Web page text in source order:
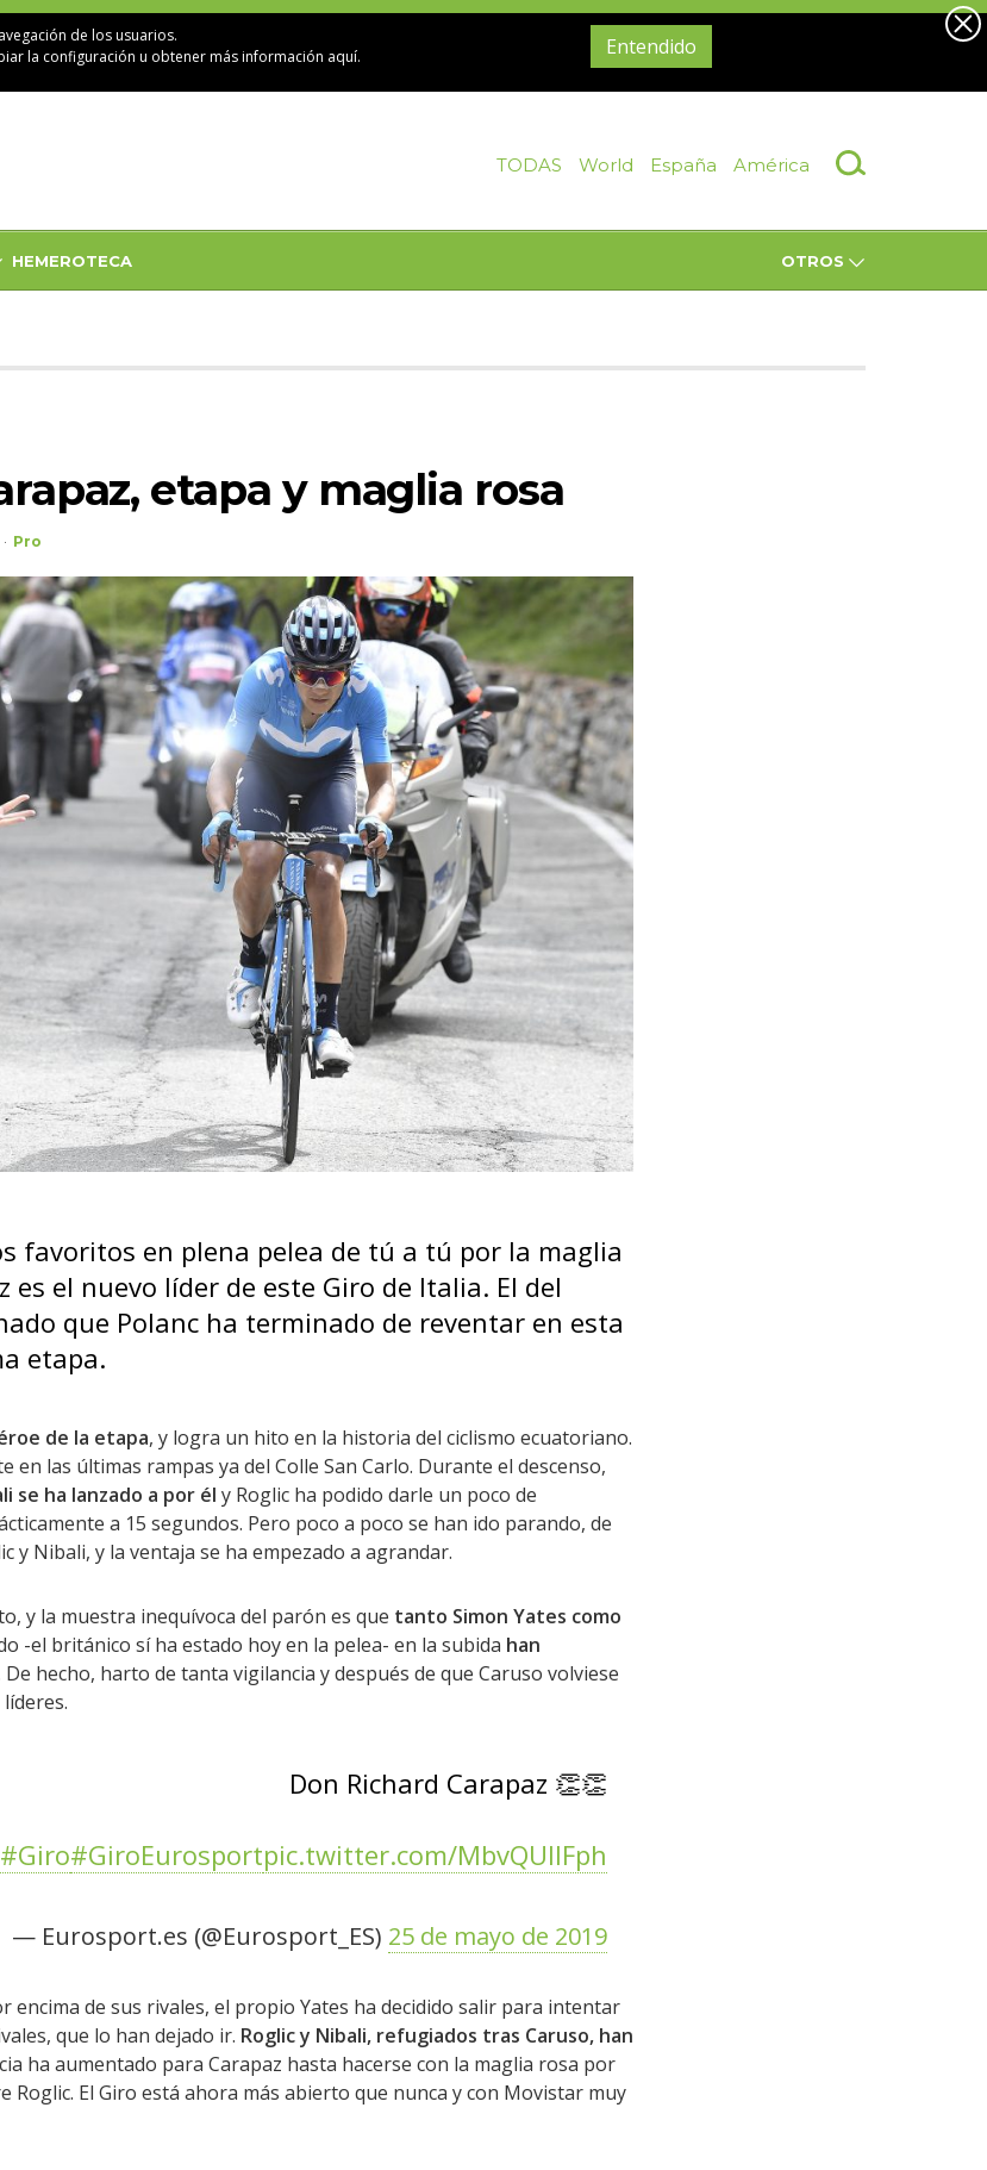
de los usuarios.
la configuración u obtenermás información aquí. Entendido
TODAS World España América
HEMEROTECA OTROS
etapa y maglia rosa
Pro
favoritos en plena pelea de tú a tú por la maglia
es el nuevo líder de este Giro de Italia. El del
que Polanc ha terminado de reventar en esta
etapa.
de la etapa, y logra un hito en la historia del ciclismo ecuatoriano.
en las últimas rampas ya del Colle San Carlo. Durante el descenso,
se ha lanzado a por él y Roglic ha podido darle un poco de
a 15 segundos. Pero poco a poco se han ido parando, de
y Nibali, y la ventaja se ha empezado a agrandar.
y la muestra inequívoca del parón es que tanto Simon Yates como
-el británico sí ha estado hoy en la pelea- en la subida han
De hecho, harto de tanta vigilancia y después de que Caruso volviese
Don Richard Carapaz 👏👏
#Giro#GiroEurosportpic.twitter.com/MbvQUllFph
— Eurosport.es (@Eurosport_ES) 25 de mayo de 2019
encima de sus rivales, el propio Yates ha decidido salir para intentar
que lo han dejado ir. Roglic y Nibali, refugiados tras Caruso, han
ha aumentado para Carapaz hasta hacerse con la maglia rosa por
Roglic. El Giro está ahora más abierto que nunca y con Movistar muy